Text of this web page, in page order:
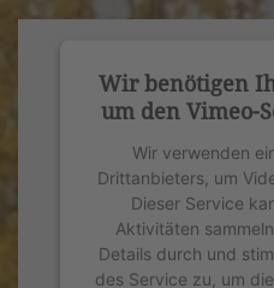
Wir benötigen
um den Vimeo-
Wir verwenden
Drittanbieters, um
Dieser Service
Aktivitäten
Details durch und
des Service zu, um